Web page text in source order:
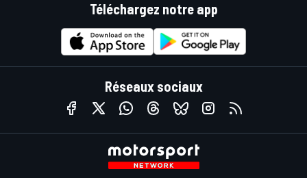
Téléchargez notre app
Réseaux sociaux